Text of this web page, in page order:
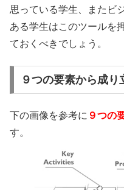
思っている学生、またビ
ある学生はこのツールを
ておくべきでしょう。
９つの要素から成り
下の画像を参考に ９つの
す。